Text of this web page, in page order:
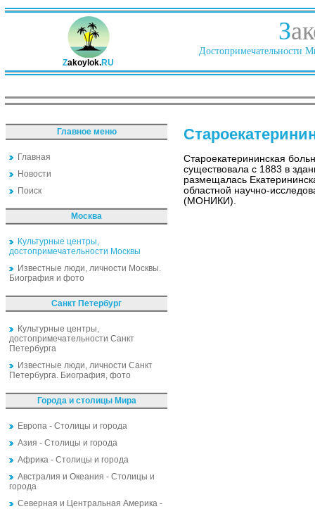
Zakoylok.RU
З
Достопримечательности
Главное меню
Главная
Новости
Поиск
Москва
Культурные центры,
достопримечательности Москвы
Известные люди, личности Москвы.
Биография и фото
Санкт Петербург
Культурные центры,
достопримечательности Санкт
Петербурга
Известные люди, личности Санкт
Петербурга. Биография, фото
Города и столицы Мира
Европа - Столицы и города
Азия - Столицы и города
Африка - Столицы и города
Австралия и Океания - Столицы и
города
Северная и Центральная Америка -
Староекатерининская
существовала с 1883 в
размещалась
областной научно-
(МОНИКИ).